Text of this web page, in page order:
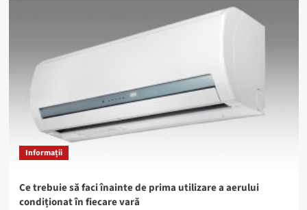
Informații
Ce trebuie să faci înainte de prima utilizare a aerului
condiționat în fiecare vară